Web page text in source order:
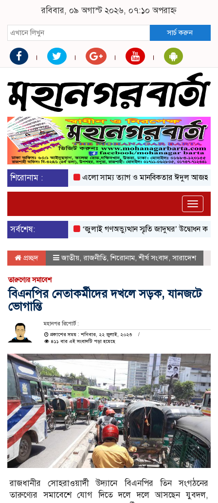
রবিবার, ০৯ অগাস্ট ২০২৬, ০৭:১০ অপরাহ্ন
সার্চ করুন
শিরোনাম : এলো সাম্য ত্যাগ ও মানবিকতার ঈদুল আজহা
Toggle
সর্বশেষ:
‘জুলাই গণঅভ্যুত্থান স্মৃতি জাদুঘর’ উদ্বোধন করলেন
প্রচ্ছদ জাতীয়, রাজনীতি,শিরোনাম,শীর্ষ সংবাদ,সারাদেশ
তারুণ্যের সমাবেশ
বিএনপির নেতাকর্মীদের দখলে সড়ক, যানজটে
ভোগান্তি
মহানগর রিপোর্ট :
প্রকাশের সময় : শনিবার, ২২ জুলাই, ২০২৩
৪১১ বার এই সংবাদটি পড়া হয়েছে
রাজধানীর সোহরাওয়ার্দী উদ্যানে বিএনপির তিন সংগঠনের
তারুণ্যের সমাবেশে যোগ দিতে দলে দলে আসছেন যুবদল,